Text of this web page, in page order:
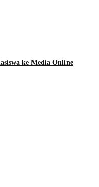
ke Media Online